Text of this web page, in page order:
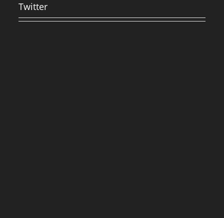
Twitter